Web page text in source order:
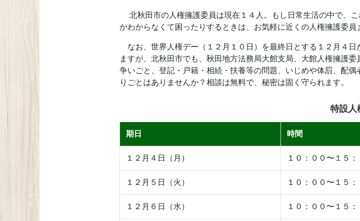
北秋田市の人権擁護委員は現在１４人。もし日常生活の中で、
かわからなくて困ったりするときは、お気軽に近くの人権擁護委員
なお、世界人権デー（１２月１０日）を最終日とする１２月４
ますが、北秋田市でも、秋田地方法務局大館支局、大館人権擁護
争いごと、登記・戸籍・相続・扶養等の問題、いじめや体罰、配
りごとはありませんか？相談は無料で、秘密は固く守られます。
特設人
期日 時間
１２月４日（月） １０：００〜１５：
１２月５日（火） １０：００〜１５：
１２月６日（水） １０：００〜１５：